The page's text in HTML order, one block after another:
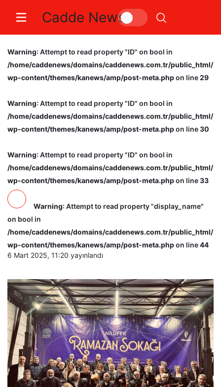
Cadde News
Nilüfer’de ’Balkan Gecesi’
Warning: Attempt to read property "ID" on bool in
/home/caddenews/domains/caddenews.com.tr/public_html/
wp-content/themes/kanews/amp/post-meta.phpon line29
Warning: Attempt to read property "ID" on bool in
/home/caddenews/domains/caddenews.com.tr/public_html/
wp-content/themes/kanews/amp/post-meta.phpon line30
Warning: Attempt to read property "ID" on bool in
/home/caddenews/domains/caddenews.com.tr/public_html/
wp-content/themes/kanews/amp/post-meta.phpon line33
Warning: Attempt to read property "display_name"
on bool in
/home/caddenews/domains/caddenews.com.tr/public_html/
wp-content/themes/kanews/amp/post-meta.phpon line44
6 Mart 2025, 11:20 yayınlandı